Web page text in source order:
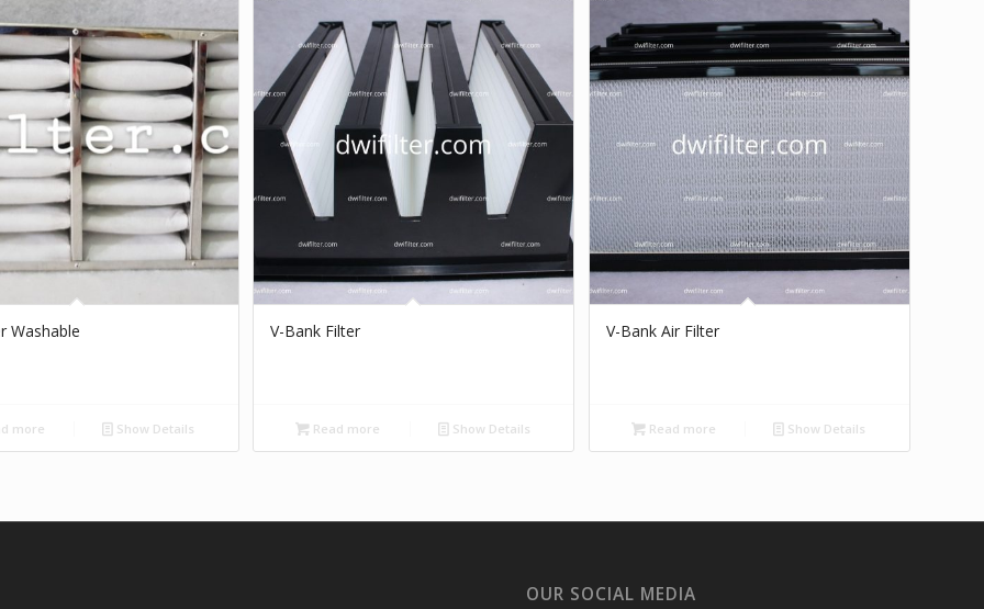
Washable
more Show Details
V-Bank Filter
Read more Show Details
V-Bank Air Filter
Read more Show Details
OUR SOCIAL MEDIA